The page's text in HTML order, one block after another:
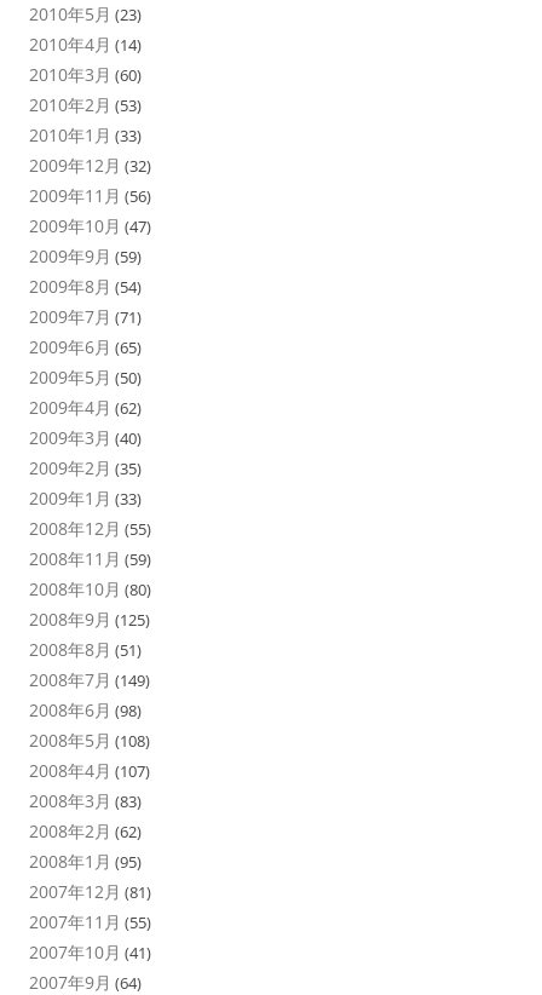
2010年5月 (23)
2010年4月 (14)
2010年3月 (60)
2010年2月 (53)
2010年1月 (33)
2009年12月 (32)
2009年11月 (56)
2009年10月 (47)
2009年9月 (59)
2009年8月 (54)
2009年7月 (71)
2009年6月 (65)
2009年5月 (50)
2009年4月 (62)
2009年3月 (40)
2009年2月 (35)
2009年1月 (33)
2008年12月 (55)
2008年11月 (59)
2008年10月 (80)
2008年9月 (125)
2008年8月 (51)
2008年7月 (149)
2008年6月 (98)
2008年5月 (108)
2008年4月 (107)
2008年3月 (83)
2008年2月 (62)
2008年1月 (95)
2007年12月 (81)
2007年11月 (55)
2007年10月 (41)
2007年9月 (64)